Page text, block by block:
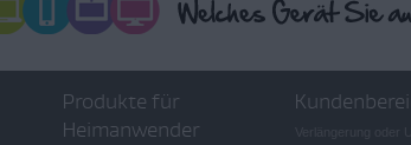
Produkte für
Heimanwender